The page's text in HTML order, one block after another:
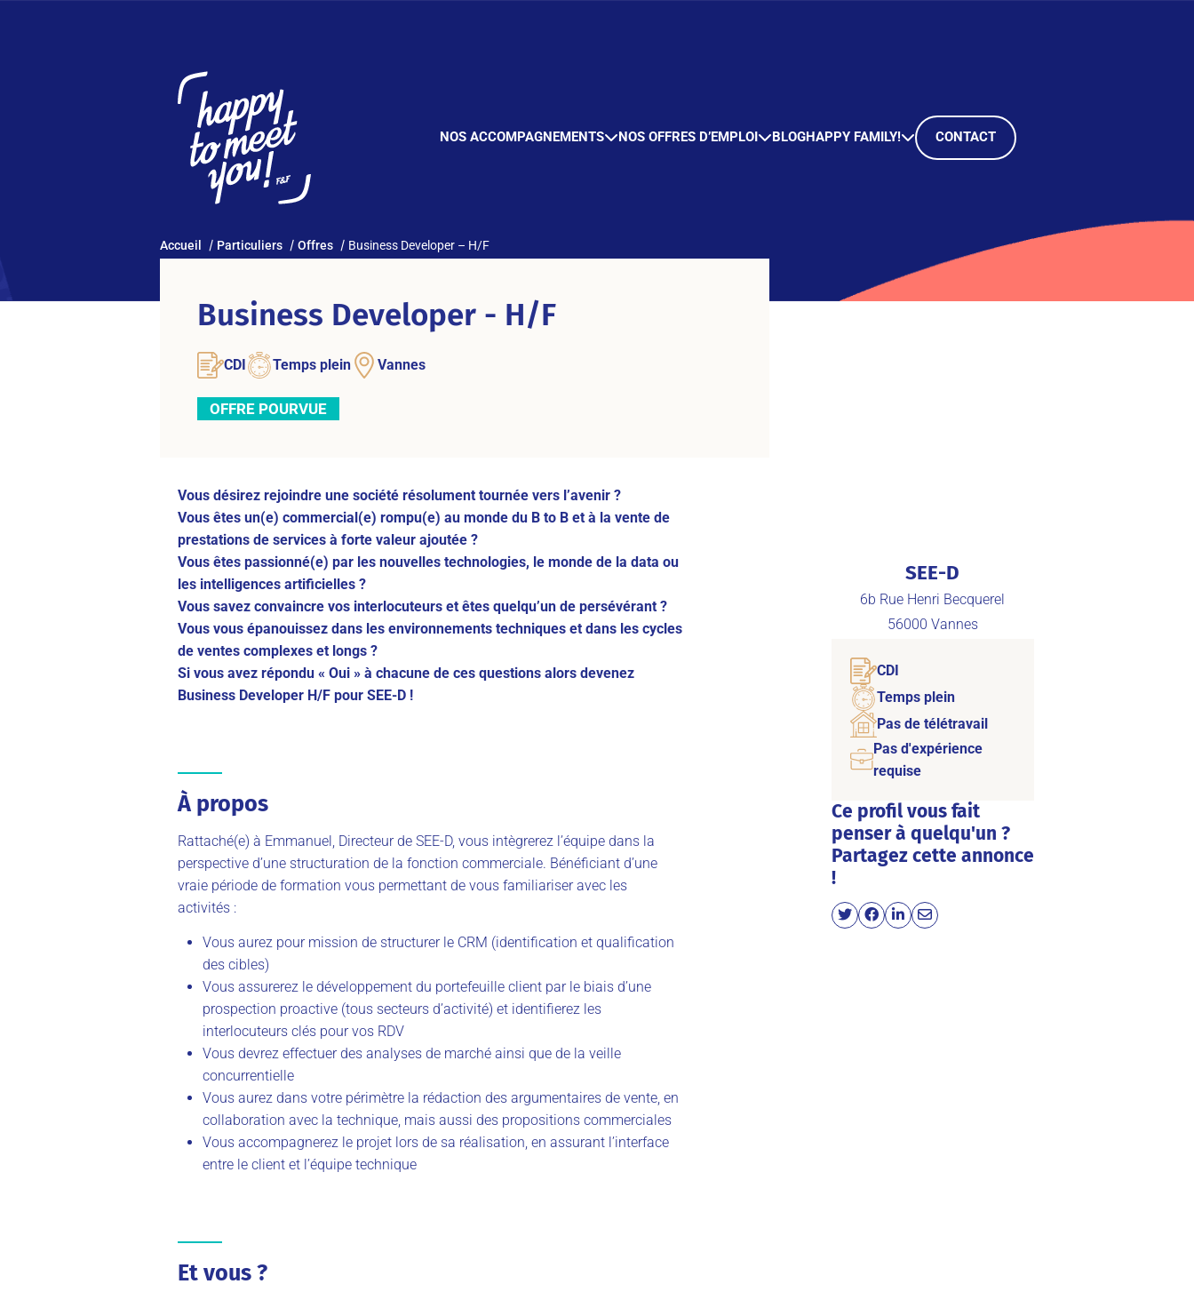
NOS ACCOMPAGNEMENTS NOS OFFRES D’EMPLOI BLOGHAPPY FAMILY! CONTACT
Accueil Particuliers Offres Business Developer – H/F
Business Developer - H/F
CDI Temps plein Vannes
OFFRE POURVUE
Vous désirez rejoindre une société résolument tournée vers l’avenir ?
Vous êtes un(e) commercial(e) rompu(e) au monde du B to B et à la vente de
prestations de services à forte valeur ajoutée ?
Vous êtes passionné(e) par les nouvelles technologies, le monde de la data ou
les intelligences artificielles ?
Vous savez convaincre vos interlocuteurs et êtes quelqu’un de persévérant ?
Vous vous épanouissez dans les environnements techniques et dans les cycles
de ventes complexes et longs ?
Si vous avez répondu « Oui » à chacune de ces questions alors devenez
Business Developer H/F pour SEE-D !
À propos
Rattaché(e) à Emmanuel, Directeur de SEE-D, vous intègrerez l’équipe dans la
perspective d’une structuration de la fonction commerciale. Bénéficiant d’une
vraie période de formation vous permettant de vous familiariser avec les
activités :
Vous aurez pour mission de structurer le CRM (identification et qualification
des cibles)
Vous assurerez le développement du portefeuille client par le biais d’une
prospection proactive (tous secteurs d’activité) et identifierez les
interlocuteurs clés pour vos RDV
Vous devrez effectuer des analyses de marché ainsi que de la veille
concurrentielle
Vous aurez dans votre périmètre la rédaction des argumentaires de vente, en
collaboration avec la technique, mais aussi des propositions commerciales
Vous accompagnerez le projet lors de sa réalisation, en assurant l’interface
entre le client et l’équipe technique
Et vous ?
SEE-D
6b Rue Henri Becquerel
56000 Vannes
CDI
Temps plein
Pas de télétravail
Pas d'expérience
requise
Ce profil vous fait
penser à quelqu'un ?
Partagez cette annonce
!